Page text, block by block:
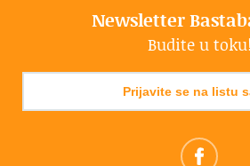
Newsletter
Budite u toku!
Prijavite se na listu